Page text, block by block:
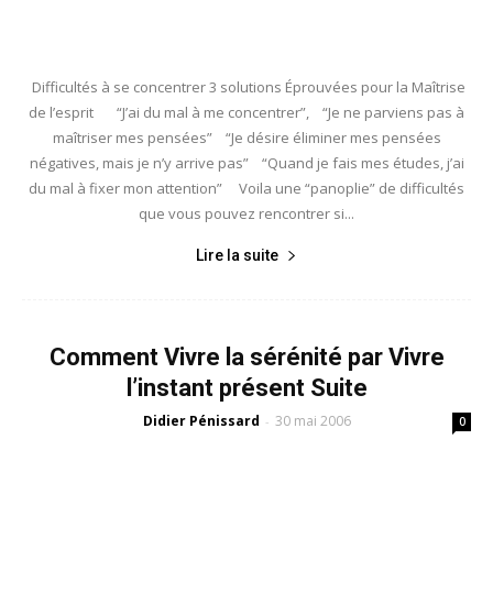
Difficultés à se concentrer 3 solutions Éprouvées pour la Maîtrise
de l’esprit “J’ai du mal à me concentrer”, “Je ne parviens pas à
maîtriser mes pensées” “Je désire éliminer mes pensées
négatives, mais je n’y arrive pas” “Quand je fais mes études, j’ai
du mal à fixer mon attention” Voila une “panoplie” de difficultés
que vous pouvez rencontrer si...
Lire la suite
Comment Vivre la sérénité par Vivre
l’instant présent Suite
Didier Pénissard - 30 mai 2006 0